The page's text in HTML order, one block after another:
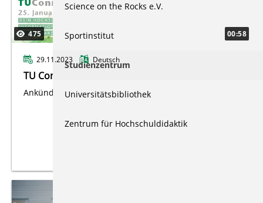
475 00:58
29.11.2023 Deutsch
TU Connect 2023
Ankündigungsvideo für TUConnect 2023.
Science on the Rocks e.V.
Sportinstitut
Studienzentrum
Universitätsbibliothek
Zentrum für Hochschuldidaktik